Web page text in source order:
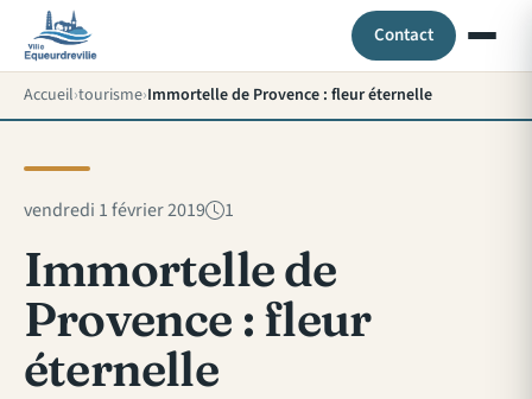
Contact
Accueil tourisme Immortelle de Provence : fleur éternelle
vendredi 1 février 2019 1
Immortelle de
Provence : fleur
éternelle